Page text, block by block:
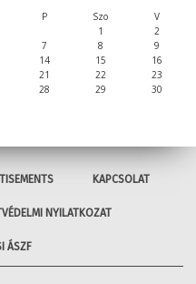
P Szo
V
1
2
7 8
9
14 15
16
21 22
23
28 29
30
KAPCSOLAT
NYILATKOZAT
ÁSZF